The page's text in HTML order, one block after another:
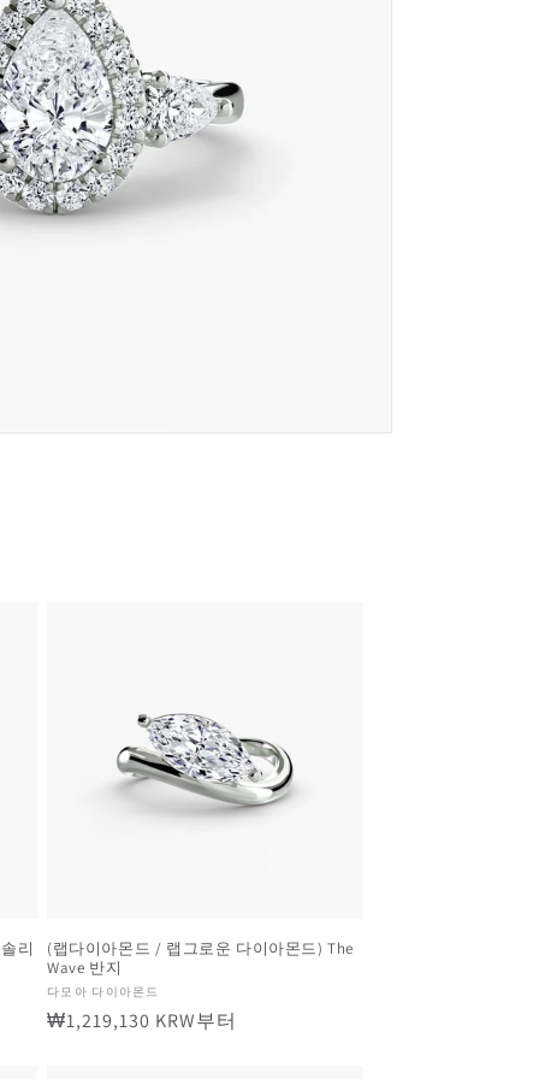
리
(랩다이아몬드 / 랩그로운 다이아몬드) The
Wave 반지
공
급
다모아 다이아몬드
정
₩1,219,130 KRW부터